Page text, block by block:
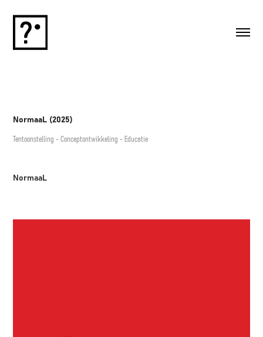
NormaaL (2025)
Tentoonstelling -Conceptontwikkeling - Educatie
NormaaL